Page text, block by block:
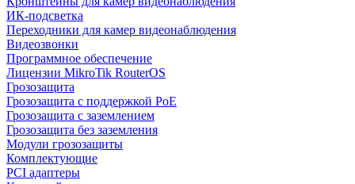
ИК-подсветка
Переходники для камер видеонаблюдения
Видеозвонки
Программное обеспечение
Лицензии MikroTik RouterOS
Грозозащита
Грозозащита с поддержкой PoE
Грозозащита с заземлением
Грозозащита без заземления
Модули грозозащиты
Комплектующие
PCI адаптеры